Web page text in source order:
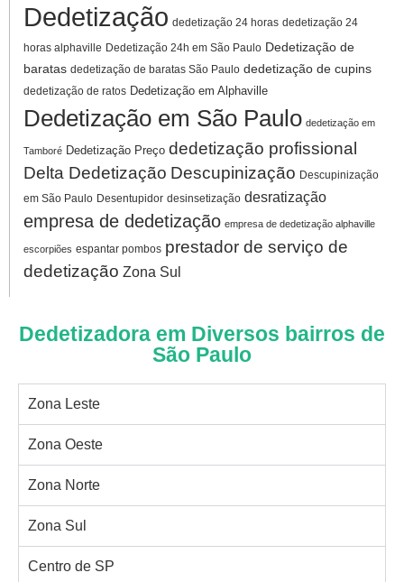
Dedetização dedetização 24 horas dedetização 24
horas alphaville Dedetização 24h em São Paulo Dedetização de
baratas dedetização de baratas São Paulo dedetização de cupins
dedetização de ratos Dedetização em Alphaville
Dedetização em São Paulo dedetização em
Tamboré Dedetização Preço dedetização profissional
Delta Dedetização Descupinização Descupinização
em São Paulo Desentupidor desinsetização desratização
empresa de dedetização empresa de dedetização alphaville
escorpiões espantar pombos prestador de serviço de
dedetização Zona Sul
Dedetizadora em Diversos bairros de
São Paulo
Zona Leste
Zona Oeste
Zona Norte
Zona Sul
Centro de SP